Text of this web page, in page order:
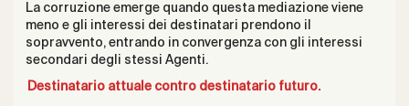
La corruzione emerge quando questa mediazione viene
meno e gli interessi dei destinatari prendono il
sopravvento, entrando in convergenza con gli interessi
secondari degli stessi Agenti.
Destinatario attuale contro destinatario futuro.